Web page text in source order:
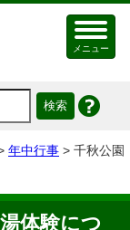
メニュー
年中行事 > 千秋公園
体験につ